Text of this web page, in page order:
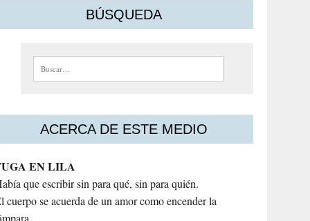
BÚSQUEDA
Buscar:
ACERCA DE ESTE MEDIO
EN LILA
que escribir sin para qué, sin para quién.
cuerpo se acuerda de un amor como encender la